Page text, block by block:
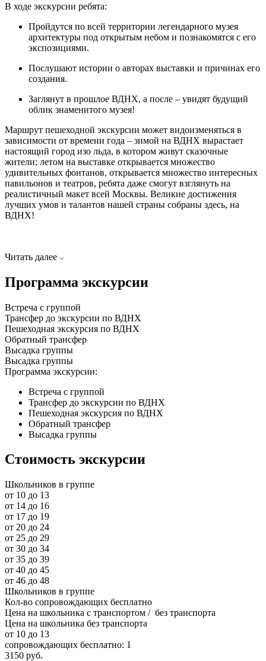
В ходе экскурсии ребята:
Пройдутся по всей территории легендарного музея
архитектуры под открытым небом и познакомятся с его
экспозициями.
Послушают истории о авторах выставки и причинах его
создания.
Заглянут в прошлое ВДНХ, а после – увидят будущий
облик знаменитого музея!
Маршрут пешеходной экскурсии может видоизменяться в
зависимости от времени года – зимой на ВДНХ вырастает
настоящий город изо льда, в котором живут сказочные
жители; летом на выставке открывается множество
удивительных фонтанов, открывается множество интересных
павильонов и театров, ребята даже смогут взглянуть на
реалистичный макет всей Москвы. Великие достижения
лучших умов и талантов нашей страны собраны здесь, на
ВДНХ!
Читать далее
Программа экскурсии
Встреча с группой
Трансфер до экскурсии по ВДНХ
Пешеходная экскурсия по ВДНХ
Обратный трансфер
Высадка группы
Высадка группы
Программа экскурсии:
Встреча с группой
Трансфер до экскурсии по ВДНХ
Пешеходная экскурсия по ВДНХ
Обратный трансфер
Высадка группы
Стоимость экскурсии
Школьников в группе
от 10 до 13
от 14 до 16
от 17 до 19
от 20 до 24
от 25 до 29
от 30 до 34
от 35 до 39
от 40 до 45
от 46 до 48
Школьников в группе
Кол-во сопровождающих бесплатно
Цена на школьника с транспортом / без транспорта
Цена на школьника без транспорта
от 10 до 13
сопровождающих бесплатно: 1
3150 руб.